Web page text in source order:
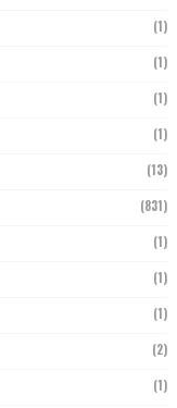
(1)
(1)
(1)
(1)
(13)
(831)
(1)
(1)
(1)
(2)
(1)